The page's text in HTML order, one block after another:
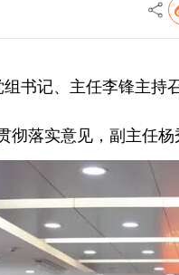
书记、主任李锋主
彻落实意见，副主任